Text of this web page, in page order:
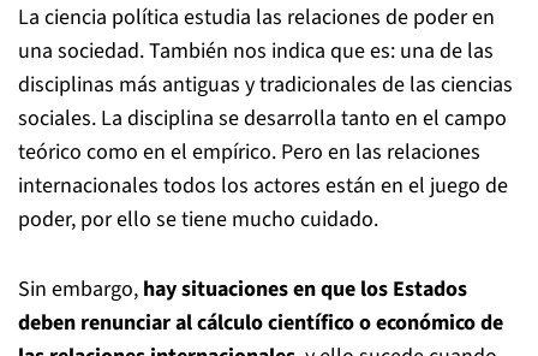
La ciencia política estudia las relaciones de poder en
una sociedad. También nos indica que es: una de las
disciplinas más antiguas y tradicionales de las ciencias
sociales. La disciplina se desarrolla tanto en el campo
teórico como en el empírico. Pero en las relaciones
internacionales todos los actores están en el juego de
poder, por ello se tiene mucho cuidado.
Sin embargo, hay situaciones en que los Estados
deben renunciar al cálculo científico o económico de